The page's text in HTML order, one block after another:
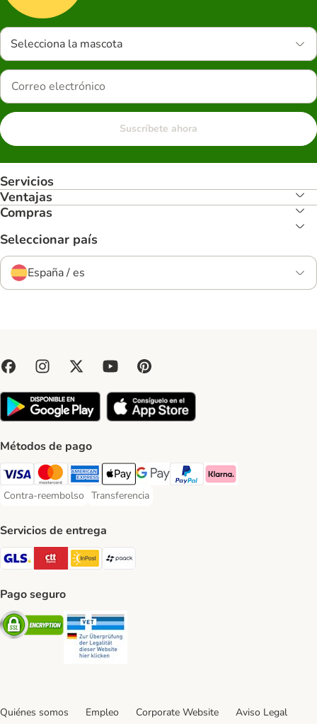
Selecciona la mascota
Suscríbete ahora
Servicios
Ventajas
Compras
Seleccionar país
España / es
Métodos de pago
Visa Payment Method
Mastercard Payment Method
American Express Payment Method
Apple Pay Payment Method
Google Pay Payment Method
PayPal Payment Method
Klarna Payment Method
Contra-reembolso
Contra-reembolso Payment Method
Transferencia
Transferencia Payment Method
Servicios de entrega
GLS Shipping Method
CTTExpress Shipping Method
InPost Shipping Method
paack Shipping Method
Pago seguro
Security
Quiénes somos Empleo Corporate Website Aviso Legal